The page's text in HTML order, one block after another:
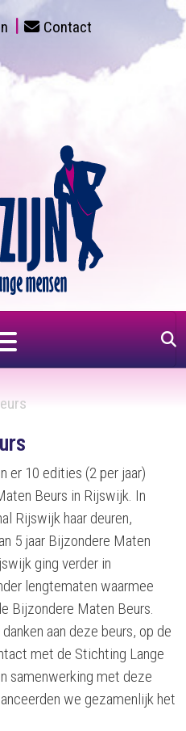
Contact
er 10 edities (2 per jaar)
Beurs in Rijswijk. In
Rijswijk haar deuren,
5 jaar Bijzondere Maten
ging verder in
lengtematen waarmee
Bijzondere Maten Beurs.
aan deze beurs, op de
met de Stichting Lange
samenwerking met deze
we gezamenlijk het